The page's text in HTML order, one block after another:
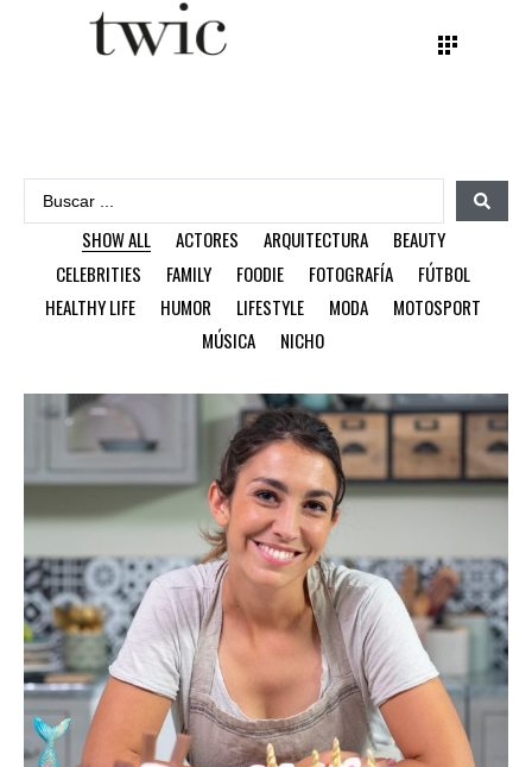
SHOW ALL ACTORES ARQUITECTURA
BEAUTY
CELEBRITIES
FAMILY FOODIE FOTOGRAFÍA
FÚTBOL
HEALTHY LIFE
HUMOR LIFESTYLE MODA
MOTOSPORT
MÚSICA
NICHO
ALMA_CUPCAKES
FOODIE